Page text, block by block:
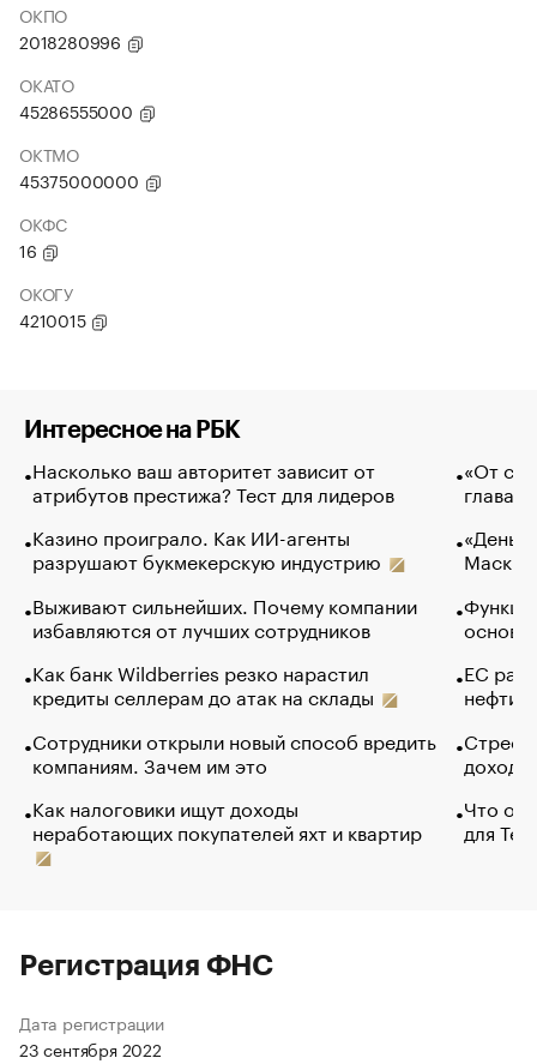
ОКПО
2018280996
ОКАТО
45286555000
ОКТМО
45375000000
ОКФС
16
ОКОГУ
4210015
Интересное на РБК
Насколько ваш авторитет зависит от
атрибутов престижа? Тест для лидеров
Казино проиграло. Как ИИ-агенты
разрушают букмекерскую индустрию
Выживают сильнейших. Почему компании
избавляются от лучших сотрудников
Как банк Wildberries резко нарастил
кредиты селлерам до атак на склады
Сотрудники открыли новый способ вредить
компаниям. Зачем им это
Как налоговики ищут доходы
неработающих покупателей яхт и квартир
«От
глава
Маск в
основ
ЕС
нефти
Что
для
Регистрация ФНС
Дата регистрации
23 сентября 2022